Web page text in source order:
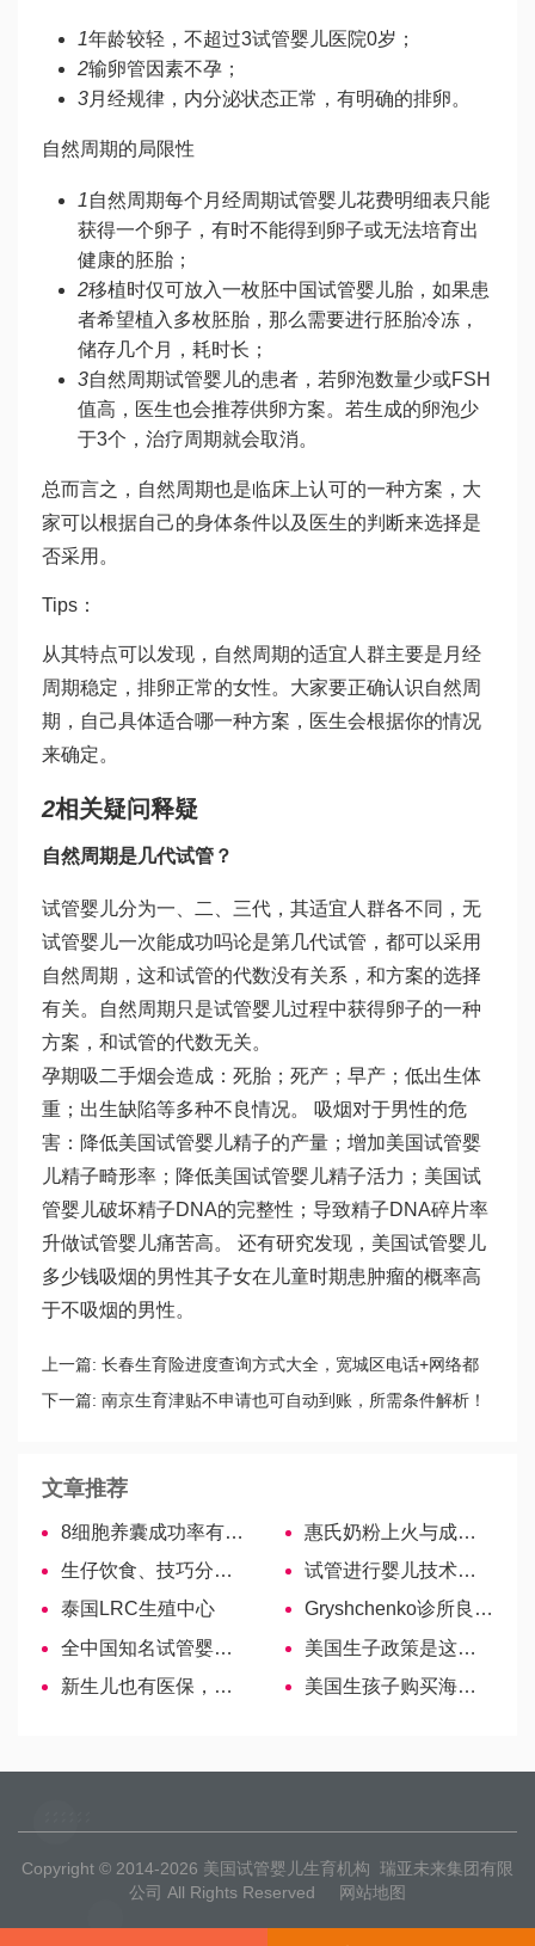
1年龄较轻，不超过3试管婴儿医院0岁；
2输卵管因素不孕；
3月经规律，内分泌状态正常，有明确的排卵。
自然周期的局限性
1自然周期每个月经周期试管婴儿花费明细表只能
获得一个卵子，有时不能得到卵子或无法培育出
健康的胚胎；
2移植时仅可放入一枚胚中国试管婴儿胎，如果患
者希望植入多枚胚胎，那么需要进行胚胎冷冻，
储存几个月，耗时长；
3自然周期试管婴儿的患者，若卵泡数量少或FSH
值高，医生也会推荐供卵方案。若生成的卵泡少
于3个，治疗周期就会取消。
总而言之，自然周期也是临床上认可的一种方案，大
家可以根据自己的身体条件以及医生的判断来选择是
否采用。
Tips：
从其特点可以发现，自然周期的适宜人群主要是月经
周期稳定，排卵正常的女性。大家要正确认识自然周
期，自己具体适合哪一种方案，医生会根据你的情况
来确定。
2相关疑问释疑
自然周期是几代试管？
试管婴儿分为一、二、三代，其适宜人群各不同，无
试管婴儿一次能成功吗论是第几代试管，都可以采用
自然周期，这和试管的代数没有关系，和方案的选择
有关。自然周期只是试管婴儿过程中获得卵子的一种
方案，和试管的代数无关。
孕期吸二手烟会造成：死胎；死产；早产；低出生体
重；出生缺陷等多种不良情况。 吸烟对于男性的危
害：降低美国试管婴儿精子的产量；增加美国试管婴
儿精子畸形率；降低美国试管婴儿精子活力；美国试
管婴儿破坏精子DNA的完整性；导致精子DNA碎片率
升做试管婴儿痛苦高。 还有研究发现，美国试管婴儿
多少钱吸烟的男性其子女在儿童时期患肿瘤的概率高
于不吸烟的男性。
上一篇: 长春生育险进度查询方式大全，宽城区电话+网络都
可
下一篇: 南京生育津贴不申请也可自动到账，所需条件解析！
文章推荐
8细胞养囊成功率有多高？一分钟带你了解！
惠氏奶粉上火与成分无关，三大真凶引起便秘
生仔饮食、技巧分享！三种中药秘方可以一试！
试管进行婴儿技术可以生龙凤胎吗
泰国LRC生殖中心
Gryshchenko诊所良医—Olipena Olena Kostiantynivna
全中国知名试管婴儿医院盘点，瞧瞧哪家助孕成功率最高
美国生子政策是这样来的
新生儿也有医保，办理完出生费用都能报！
美国生孩子购买海外医疗保险的事情
Copyright © 2014-2026 美国试管婴儿生育机构 瑞亚未来集团有限
公司 All Rights Reserved
网站地图